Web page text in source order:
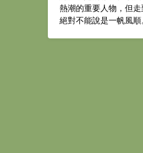
熱潮的重要人物，但走
絕對不能說是一帆風順